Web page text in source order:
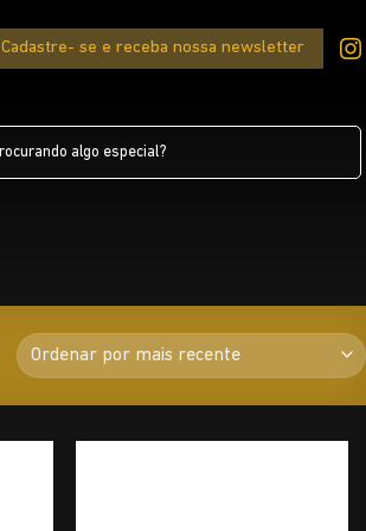
Cadastre- se e receba nossa newsletter